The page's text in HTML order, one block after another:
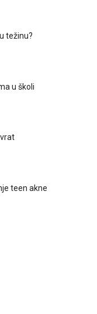
težinu?
u školi
teen akne